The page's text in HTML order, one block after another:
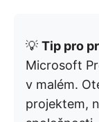
💡 Tip pro
Microsoft
v malém.
projektem,